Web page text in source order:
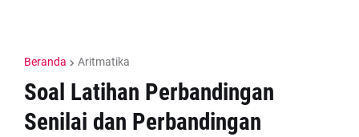
Beranda Aritmatika
Soal Latihan Perbandingan
Senilai dan Perbandingan